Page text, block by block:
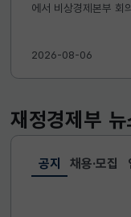
에서 비상경제본부 회
2026-08-06
재정경제부
공지
선택됨
채용·모집